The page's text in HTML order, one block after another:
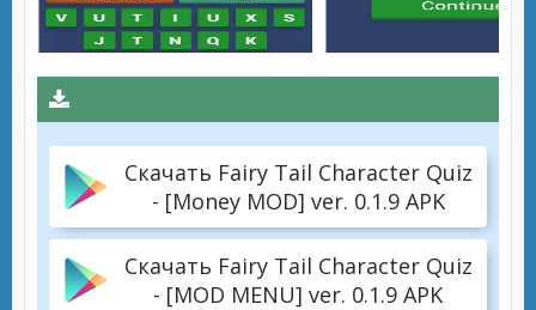
Скачать Fairy Tail Character Quiz
- [Money MOD] ver. 0.1.9 APK
Скачать Fairy Tail Character Quiz
- [MOD MENU] ver. 0.1.9 APK